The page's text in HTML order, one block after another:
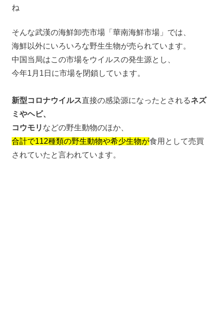
ね
そんな武漢の海鮮卸売市場「華南海鮮市場」では、
海鮮以外にいろいろな野生生物が売られています。
中国当局はこの市場をウイルスの発生源とし、
今年1月1日に市場を閉鎖しています。
新型コロナウイルス直接の感染源になったとされるネズ
ミやヘビ、
コウモリ などの野生動物のほか、
合計で112種類の野生動物や希少生物が食用として売買
されていたと言われています。